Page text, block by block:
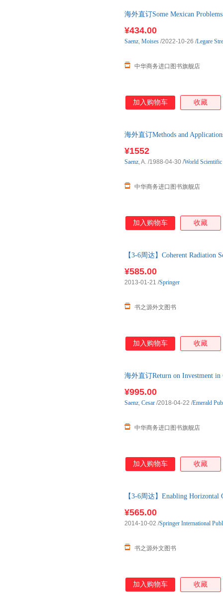
海外直订Some Mexican
¥434.00
中华商务进口图书旗舰店
Saenz, Moises /2022-10-26 /Legare
加入购物车 收藏
海外直订Methods and
¥1552
中华商务进口图书旗舰店
Saenz, A. /1988-04-30 /World
加入购物车 收藏
【3-6周达】Coherent Radiation
¥585.00
书之源外文图书
2013-01-21 /Springer
加入购物车 收藏
海外直订Return on Investment in
¥995.00
中华商务进口图书旗舰店
Saenz, Cesar /2018-04-22 /Emerald
加入购物车 收藏
【3-6周达】Enabling
¥565.00
书之源外文图书
2014-10-02 /Springer International
加入购物车 收藏